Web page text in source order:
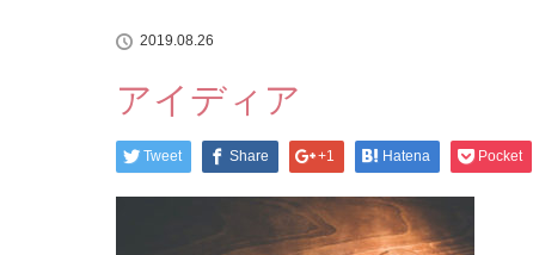
2019.08.26
アイディア
Tweet Share +1 Hatena Pocket